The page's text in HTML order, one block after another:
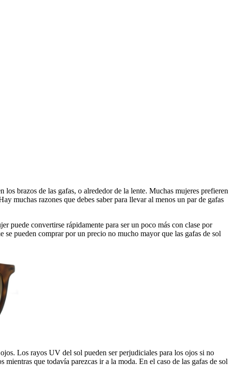
los brazos de las gafas, o alrededor de la lente. Muchas mujeres prefieren
muchas razones que debes saber para llevar al menos un par de gafas
puede convertirse rápidamente para ser un poco más con clase por
se pueden comprar por un precio no mucho mayor que las gafas de sol
Los rayos UV del sol pueden ser perjudiciales para los ojos si no
que todavía parezcas ir a la moda. En el caso de las gafas de sol